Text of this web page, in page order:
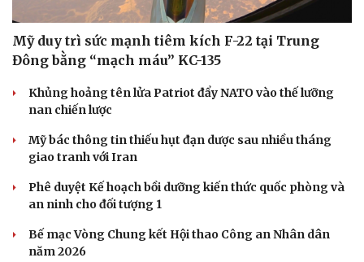
Mỹ duy trì sức mạnh tiêm kích F-22 tại Trung
Đông bằng “mạch máu” KC-135
Khủng hoảng tên lửa Patriot đẩy NATO vào thế lưỡng
nan chiến lược
Mỹ bác thông tin thiếu hụt đạn dược sau nhiều tháng
giao tranh với Iran
Phê duyệt Kế hoạch bồi dưỡng kiến thức quốc phòng và
an ninh cho đối tượng 1
Bế mạc Vòng Chung kết Hội thao Công an Nhân dân
năm 2026